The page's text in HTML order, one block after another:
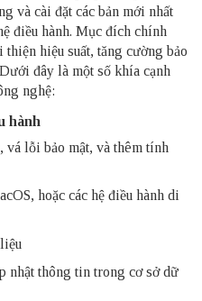
và cài đặt các bản mới nhất
điều hành. Mục đích chính
hiệu suất, tăng cường bảo
đây là một số khía cạnh
nghệ:
hành
vá lỗi bảo mật, và thêm tính
hoặc các hệ điều hành di
nhật thông tin trong cơ sở dữ